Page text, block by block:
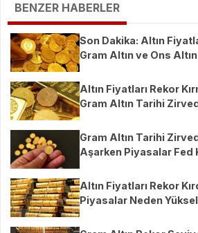
BENZER HABERLER
Son Dakika: Altın
Gram Altın ve Ons
Altın Fiyatları Rekor
Gram Altın Tarihi
Gram Altın Tarihi
Aşarken Piyasalar Fed
Altın Fiyatları Rekor
Piyasalar Neden